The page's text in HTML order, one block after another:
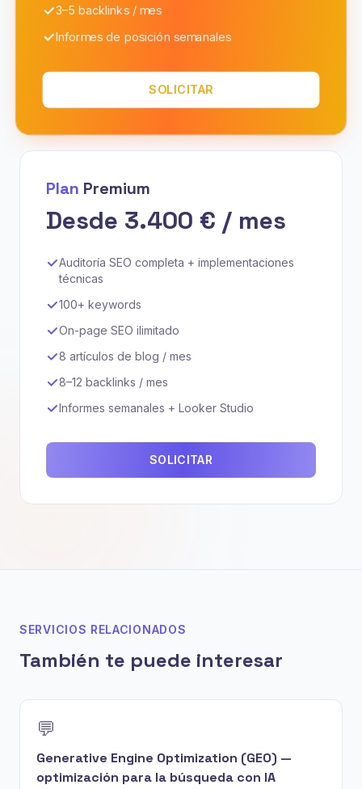
3–5 backlinks / mes
Informes de posición semanales
SOLICITAR
Plan Premium
Desde 3.400 € / mes
Auditoría SEO completa + implementaciones
técnicas
100+ keywords
On-page SEO ilimitado
8 artículos de blog / mes
8–12 backlinks / mes
Informes semanales + Looker Studio
SOLICITAR
SERVICIOS RELACIONADOS
También te puede interesar
💬
Generative Engine Optimization (GEO) —
optimización para la búsqueda con IA